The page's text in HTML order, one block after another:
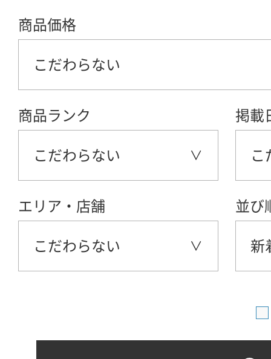
商品価格
こだわらない
商品ランク
こだわらない
掲載
こ
エリア・店舗
こだわらない
並び
新